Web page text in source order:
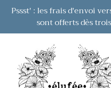
PasserPssst' : les frais d'envoi
sont offerts dès